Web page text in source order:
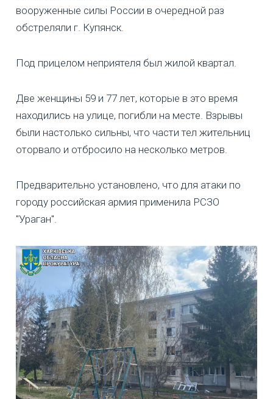
вооруженные силы России в очередной раз
обстреляли г. Купянск.
Под прицелом неприятеля был жилой квартал.
Две женщины 59 и 77 лет, которые в это время
находились на улице, погибли на месте. Взрывы
были настолько сильны, что части тел жительниц
оторвало и отбросило на несколько метров.
Предварительно установлено, что для атаки по
городу российская армия применила РСЗО
"Ураган".